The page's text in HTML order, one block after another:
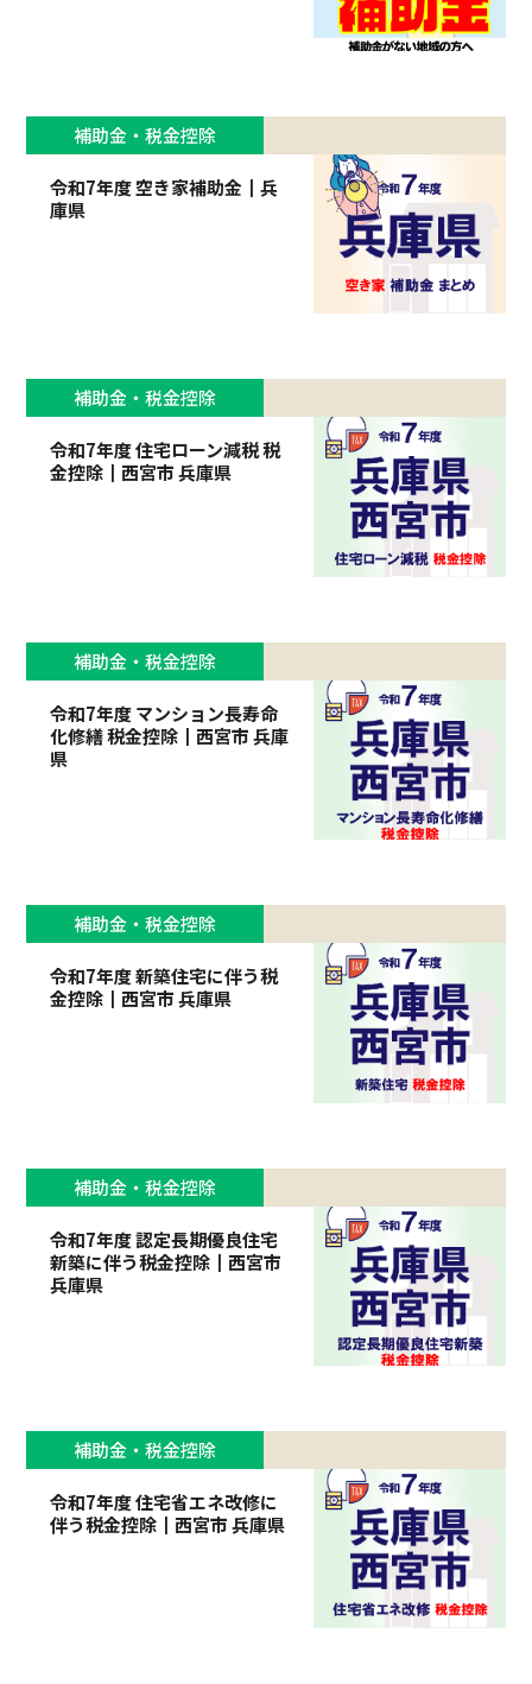
補助金・税金控除
令和7年度 空き家補助金┃兵
庫県
補助金・税金控除
令和7年度 住宅ローン減税 税
金控除┃西宮市 兵庫県
補助金・税金控除
令和7年度 マンション長寿命
化修繕 税金控除┃西宮市 兵庫
県
補助金・税金控除
令和7年度 新築住宅に伴う税
金控除┃西宮市 兵庫県
補助金・税金控除
令和7年度 認定長期優良住宅
新築に伴う税金控除┃西宮市
兵庫県
補助金・税金控除
令和7年度 住宅省エネ改修に
伴う税金控除┃西宮市 兵庫県